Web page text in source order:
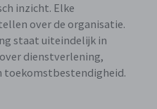
inzicht. Elke
over de organisatie.
staat uiteindelijk in
dienstverlening,
toekomstbestendigheid.